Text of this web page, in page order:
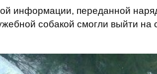
информации, переданной
собакой смогли выйти